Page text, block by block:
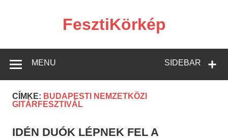
FesztiKörkép
SIDEBAR
MENU
CÍMKE: BUDAPESTI NEMZETKÖZI
GITÁRFESZTIVÁL
IDÉN DUÓK LÉPNEK FEL A